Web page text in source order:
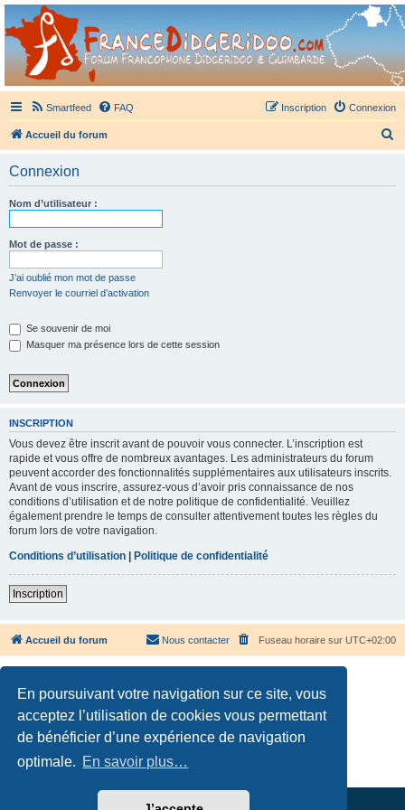
En poursuivant votre navigation sur ce site, vous
acceptez l’utilisation de cookies vous permettant
de bénéficier d’une expérience de navigation
optimale. En savoir plus…
France Didgeridoo
Didgeridoo et Guimbarde sur France Didgeridoo - retrouvez la communauté.
Smartfeed FAQ Connexion
Inscription
Accueil du forum
Connexion
Nom d’utilisateur :
Mot de passe :
J’ai oublié mon mot de passe
Renvoyer le courriel d’activation
Se souvenir de moi
Masquer ma présence lors de cette session
INSCRIPTION
Vous devez être inscrit avant de pouvoir vous connecter. L’inscription est
rapide et vous offre de nombreux avantages. Les administrateurs du forum
peuvent accorder des fonctionnalités supplémentaires aux utilisateurs inscrits.
Avant de vous inscrire, assurez-vous d’avoir pris connaissance de nos
conditions d’utilisation et de notre politique de confidentialité. Veuillez
également prendre le temps de consulter attentivement toutes les règles du
forum lors de votre navigation.
Conditions d’utilisation
Politique de confidentialité
Inscription
Accueil du forum Fuseau horaire sur UTC+02:00
Nous contacter
Développé parphpBB® Forum Software © phpBB Limited
Confidentialité